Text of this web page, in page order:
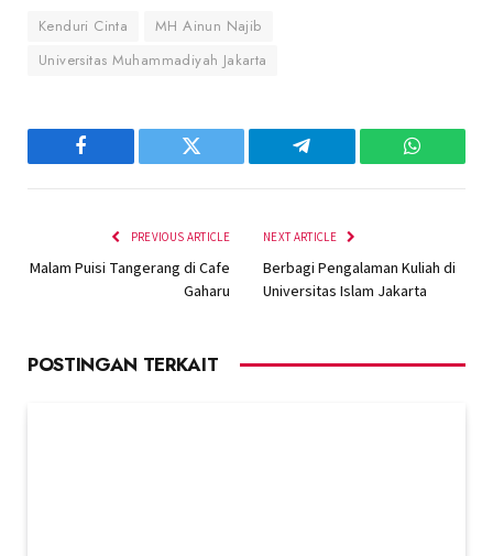
Kenduri Cinta
MH Ainun Najib
Universitas Muhammadiyah Jakarta
Facebook Twitter Telegram
PREVIOUS ARTICLE
Malam Puisi Tangerang di Cafe
Gaharu
NEXT ARTICLE
Berbagi Pengalaman Kuliah di
Universitas Islam Jakarta
POSTINGAN TERKAIT